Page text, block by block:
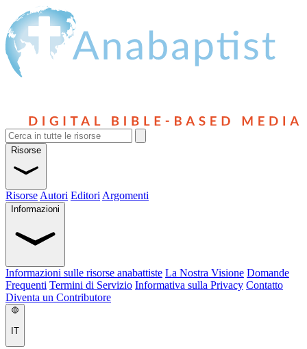
Risorse
Risorse Autori Editori Argomenti
Informazioni
Informazioni sulle risorse anabattiste La Nostra Visione Domande
Frequenti Termini di Servizio Informativa sulla Privacy Contatto
Diventa un Contributore
IT